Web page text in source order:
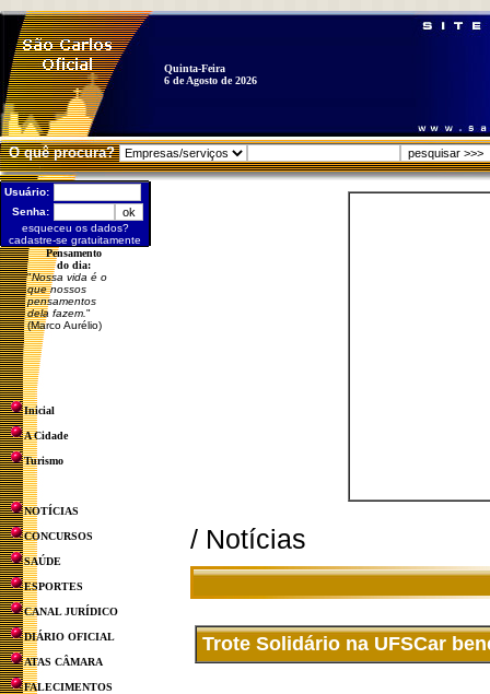
Quinta-Feira
6 de Agosto de 2026
O quê procura?
Usuário:
Senha:
esqueceu os dados?
cadastre-se gratuitamente
Pensamento
do dia:
"Nossa vida é o
que nossos
pensamentos
dela fazem. "
(Marco Aurélio)
Inicial
A Cidade
Turismo
NOTÍCIAS
CONCURSOS
SAÚDE
ESPORTES
CANAL JURÍDICO
DIÁRIO OFICIAL
ATAS CÂMARA
FALECIMENTOS
/ Notícias
Trote Solidário na UFSCar